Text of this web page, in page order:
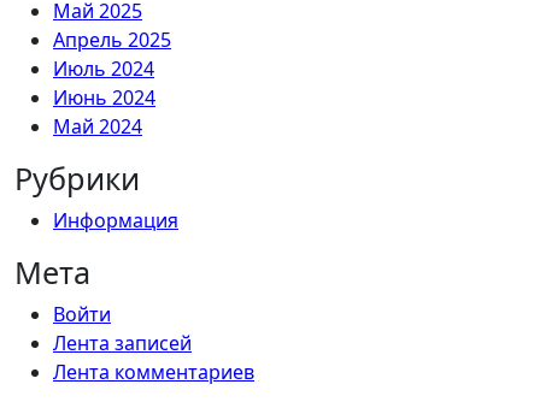
Май 2025
Апрель 2025
Июль 2024
Июнь 2024
Май 2024
Рубрики
Информация
Мета
Войти
Лента записей
Лента комментариев